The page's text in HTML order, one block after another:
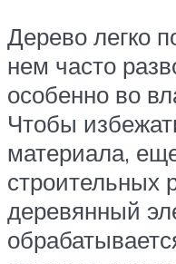
Дерево легко
нем часто
особенно во
Чтобы
материала,
строительных
деревянный